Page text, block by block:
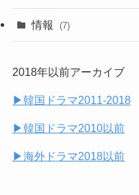
(32)
(25)
(14)
(7)
情報 (7)
2018年以前アーカイブ
▶︎韓国ドラマ2011-2018
▶︎韓国ドラマ2010以前
▶︎海外ドラマ2018以前